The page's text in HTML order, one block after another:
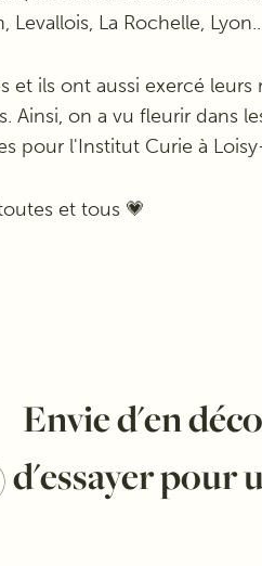
Levallois, La Rochelle,
et ils ont aussi exercé
Ainsi, on a vu fleurir dans
pour l'Institut Curie à
et tous 💗
Envie d'en
d'essayer pour